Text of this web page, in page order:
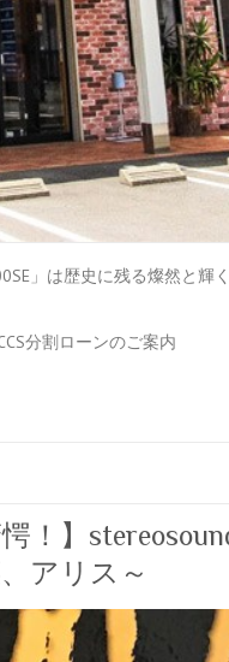
」は歴史に残る燦然と輝
分割ローンのご案内
！】
アリス～